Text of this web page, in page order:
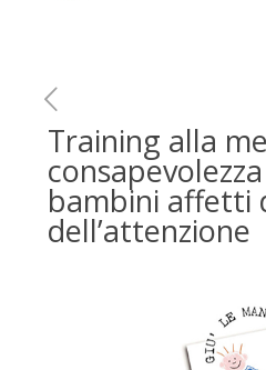
Training alla
bambini affetti
dell’attenzione